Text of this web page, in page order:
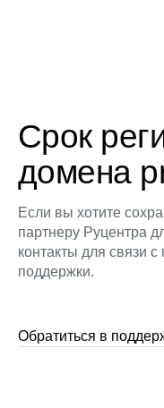
Срок
домена
Если вы хотите
партнеру Руцентра
контакты для связи
поддержки.
Обратиться в